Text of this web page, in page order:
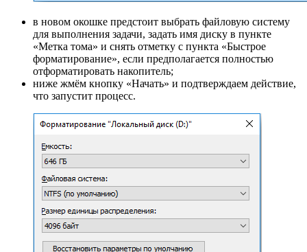
в новом окошке предстоит выбрать файловую систему
для выполнения задачи, задать имя диску в пункте
«Метка тома» и снять отметку с пункта «Быстрое
форматирование», если предполагается полностью
отформатировать накопитель;
ниже жмём кнопку «Начать» и подтверждаем действие,
что запустит процесс.